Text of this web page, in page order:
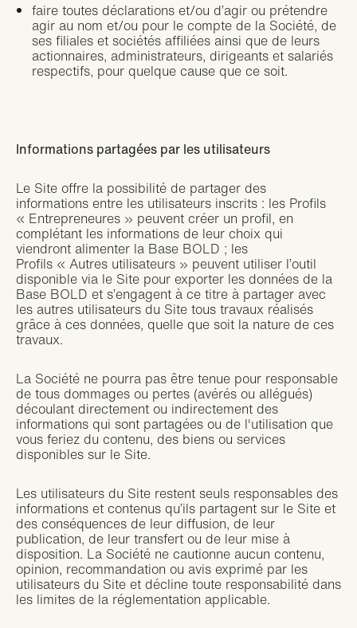
faire toutes déclarations et/ou d’agir ou prétendre
agir au nom et/ou pour le compte de la Société, de
ses filiales et sociétés affiliées ainsi que de leurs
actionnaires, administrateurs, dirigeants et salariés
respectifs, pour quelque cause que ce soit.
Informations partagées par les utilisateurs
Le Site offre la possibilité de partager des
informations entre les utilisateurs inscrits : les Profils
« Entrepreneures » peuvent créer un profil, en
complétant les informations de leur choix qui
viendront alimenter la Base BOLD ; les
Profils « Autres utilisateurs » peuvent utiliser l’outil
disponible via le Site pour exporter les données de la
Base BOLD et s’engagent à ce titre à partager avec
les autres utilisateurs du Site tous travaux réalisés
grâce à ces données, quelle que soit la nature de ces
travaux.
La Société ne pourra pas être tenue pour responsable
de tous dommages ou pertes (avérés ou allégués)
découlant directement ou indirectement des
informations qui sont partagées ou de l'utilisation que
vous feriez du contenu, des biens ou services
disponibles sur le Site.
Les utilisateurs du Site restent seuls responsables des
informations et contenus qu’ils partagent sur le Site et
des conséquences de leur diffusion, de leur
publication, de leur transfert ou de leur mise à
disposition. La Société ne cautionne aucun contenu,
opinion, recommandation ou avis exprimé par les
utilisateurs du Site et décline toute responsabilité dans
les limites de la réglementation applicable.